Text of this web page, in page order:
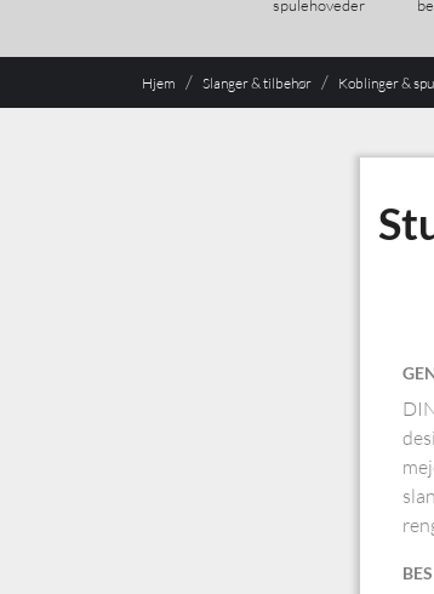
spulehoveder
Hjem Slanger & tilbehør Koblinger &